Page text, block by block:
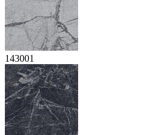
143001